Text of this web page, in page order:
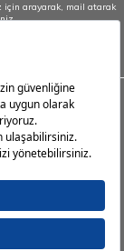
için arayarak, mail atarak
23